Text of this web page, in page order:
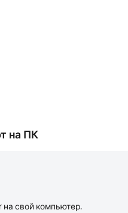
на ПК
на свой компьютер.